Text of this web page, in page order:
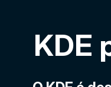
KDE